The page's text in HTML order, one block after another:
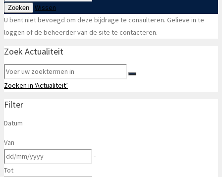
Zoeken
Wissen
U bent niet bevoegd om deze bijdrage te consulteren. Gelieve in te
loggen of de beheerder van de site te contacteren.
Zoek Actualiteit
Zoeken in ‘Actualiteit’
Filter
Datum
Van
-
Tot